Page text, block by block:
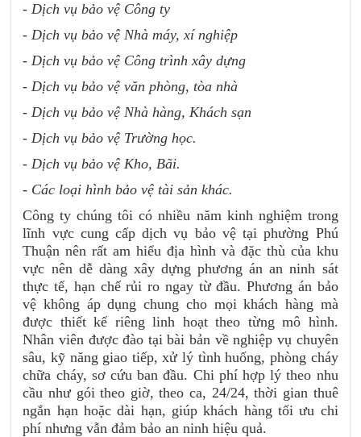
- Dịch vụ bảo vệ Công ty
- Dịch vụ bảo vệ Nhà máy, xí nghiệp
- Dịch vụ bảo vệ Công trình xây dựng
- Dịch vụ bảo vệ văn phòng, tòa nhà
- Dịch vụ bảo vệ Nhà hàng, Khách sạn
- Dịch vụ bảo vệ Trường học.
- Dịch vụ bảo vệ Kho, Bãi.
- Các loại hình bảo vệ tài sản khác.
Công ty chúng tôi có nhiều năm kinh nghiệm trong
lĩnh vực cung cấp dịch vụ bảo vệ tại phường Phú
Thuận nên rất am hiểu địa hình và đặc thù của khu
vực nên dễ dàng xây dựng phương án an ninh sát
thực tế, hạn chế rủi ro ngay từ đầu. Phương án bảo
vệ không áp dụng chung cho mọi khách hàng mà
được thiết kế riêng linh hoạt theo từng mô hình.
Nhân viên được đào tại bài bản về nghiệp vụ chuyên
sâu, kỹ năng giao tiếp, xử lý tình huống, phòng cháy
chữa cháy, sơ cứu ban đầu. Chi phí hợp lý theo nhu
cầu như gói theo giờ, theo ca, 24/24, thời gian thuê
ngắn hạn hoặc dài hạn, giúp khách hàng tối ưu chi
phí nhưng vẫn đảm bảo an ninh hiệu quả.